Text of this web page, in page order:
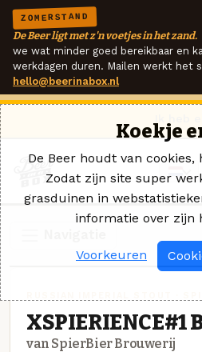
ZOMERSTAND
De Beer ligt met z'n voetjes in het zand.
we wat minder goed bereikbaar en
werkdagen duren. Mailen werkt het
hello@beerinabox.nl
XSPIERIENCE#1
van SpierBier Brouwerij
Koekje
De Beer houdt van
Zodat zijn site super
grasduinen in
informatie over zijn
Voorkeuren